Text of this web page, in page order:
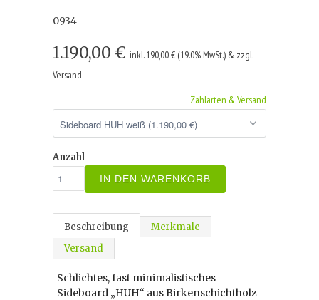
0934
1.190,00 € inkl. 190,00 € (19.0% MwSt.) & zzgl.
Versand
Zahlarten & Versand
Anzahl
IN DEN WARENKORB
Beschreibung
Merkmale
Versand
Schlichtes, fast minimalistisches
Sideboard „HUH“ aus Birkenschichtholz